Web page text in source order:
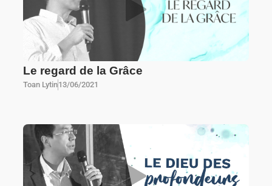
Le regard de la Grâce
Toan Lytin13/06/2021